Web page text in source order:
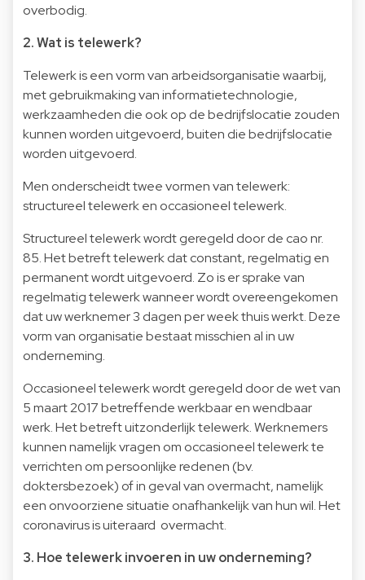
overbodig.
2. Wat is telewerk?
Telewerk is een vorm van arbeidsorganisatie waarbij,
met gebruikmaking van informatietechnologie,
werkzaamheden die ook op de bedrijfslocatie zouden
kunnen worden uitgevoerd, buiten die bedrijfslocatie
worden uitgevoerd.
Men onderscheidt twee vormen van telewerk:
structureel telewerk en occasioneel telewerk.
Structureel telewerk wordt geregeld door de cao nr.
85. Het betreft telewerk dat constant, regelmatig en
permanent wordt uitgevoerd. Zo is er sprake van
regelmatig telewerk wanneer wordt overeengekomen
dat uw werknemer 3 dagen per week thuis werkt. Deze
vorm van organisatie bestaat misschien al in uw
onderneming.
Occasioneel telewerk wordt geregeld door de wet van
5 maart 2017 betreffende werkbaar en wendbaar
werk. Het betreft uitzonderlijk telewerk. Werknemers
kunnen namelijk vragen om occasioneel telewerk te
verrichten om persoonlijke redenen (bv.
doktersbezoek) of in geval van overmacht, namelijk
een onvoorziene situatie onafhankelijk van hun wil. Het
coronavirus is uiteraard overmacht.
3. Hoe telewerk invoeren in uw onderneming?